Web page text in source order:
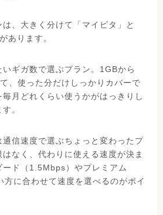
、大きく分けて「マイピタ」と
あります。
いギガ数で選ぶプラン。1GBから
、使った分だけしっかりカバーで
月どれくらい使うかがはっきりし
。
信速度で選ぶちょっと変わったプ
なく、代わりに使える速度が決ま
ード（1.5Mbps）やプレミアム
方に合わせて速度を選べるのがポイ